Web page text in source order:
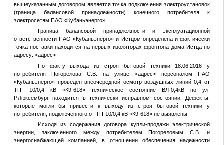
вышеуказанным договором является точка подключения электроустановок
(граница балансовой принадлежности) конечного потребителя к
электросетям ПАО «Кубаньэнерго»
Граница балансовой принадлежности и эксплуатационной
ответственности ПАО «Кубаньэнерго» и Истцом определена и фактически
точка поставки находится на первых изоляторах фронтона дома Истца по
адресу: <адрес>
По факту выхода из строя бытовой техники 18.06.2016 у
потребителя Погорелова С.В. на улице<адрес> персоналом ПАО
«Кубаньэнерго» проведен внеочередной осмотр воздушных линий 0,4 от
ТП- 10/0,4 кВ «К9-618» техническое состояние ВЛ-0,4кВ по ул.
Р.Люксембург находится в технически исправном состоянии. Дефекты,
которые могли бы привести к выходу из строя бытовой техники у
потребителя, подключенного от ТП-10/0,4 кВ «К9-618» не выявлены.
Исходя из содержания договора купли-продажи электрической
энергии, заключенного между потребителем Погореловым С.В. и
энергоснабжающей компанией, в отношении обеспечения надежности